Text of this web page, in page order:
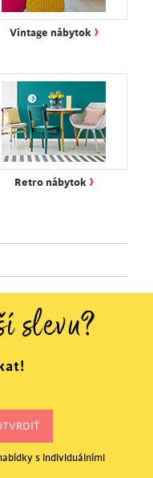
Vintage nábytok ›
Retro nábytok ›
slevu?
s individuálními